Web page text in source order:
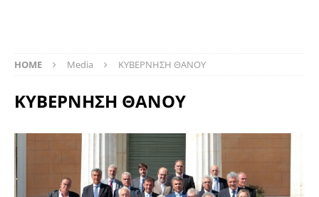
HOME Media ΚΥΒΕΡΝΗΣΗ ΘΑΝΟΥ
ΚΥΒΕΡΝΗΣΗ ΘΑΝΟΥ